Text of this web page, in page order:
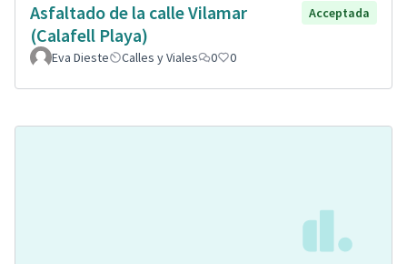
Asfaltado de la calle Vilamar
(Calafell Playa)
Acceptada
Eva Dieste Calles y Viales 0 0